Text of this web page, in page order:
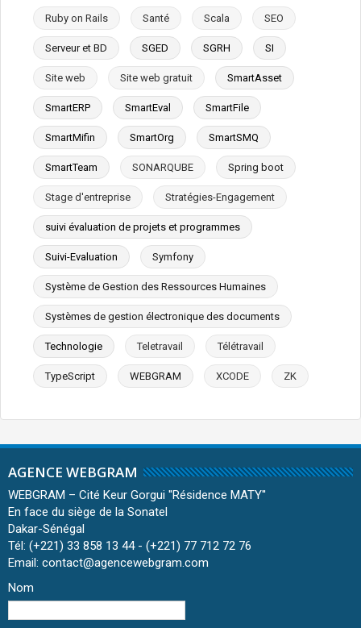
Ruby on Rails Santé Scala SEO
Serveur et BD SGED SGRH SI
Site web Site web gratuit SmartAsset
SmartERP SmartEval SmartFile
SmartMifin SmartOrg SmartSMQ
SmartTeam SONARQUBE Spring boot
Stage d'entreprise Stratégies-Engagement
suivi évaluation de projets et programmes
Suivi-Evaluation Symfony
Système de Gestion des Ressources Humaines
Systèmes de gestion électronique des documents
Technologie Teletravail Télétravail
TypeScript WEBGRAM XCODE ZK
AGENCE WEBGRAM
WEBGRAM – Cité Keur Gorgui ''Résidence MATY''
En face du siège de la Sonatel
Dakar-Sénégal
Tél: (+221) 33 858 13 44 - (+221) 77 712 72 76
Email: contact@agencewebgram.com
Nom